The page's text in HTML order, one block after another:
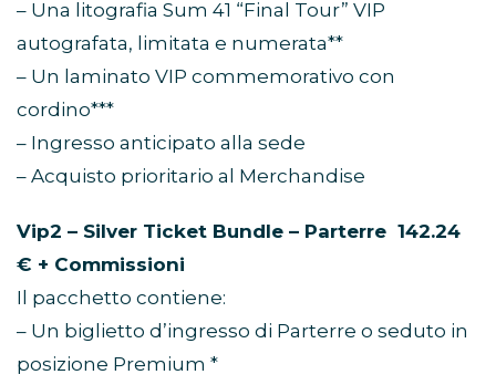
– Una litografia Sum 41 “Final Tour” VIP
autografata, limitata e numerata**
– Un laminato VIP commemorativo con
cordino***
– Ingresso anticipato alla sede
– Acquisto prioritario al Merchandise
Vip2 – Silver Ticket Bundle – Parterre 142.24
€ + Commissioni
Il pacchetto contiene:
– Un biglietto d’ingresso di Parterre o seduto in
posizione Premium *